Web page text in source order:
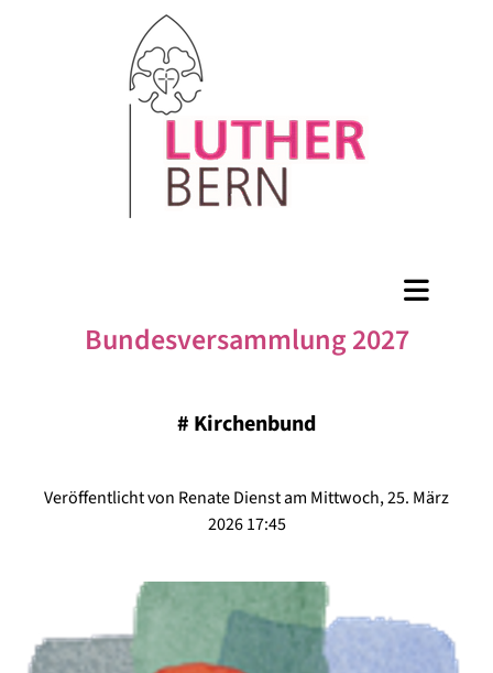
Bundesversammlung 2027
# Kirchenbund
Veröffentlicht von Renate Dienst am Mittwoch, 25. März
2026 17:45